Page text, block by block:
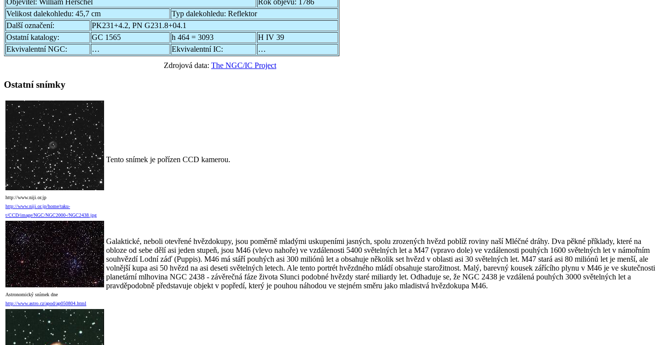
Velikost dalekohledu: 45,7 cm Typ dalekohledu: Reflektor
Další označení:
PK231+4.2, PN G231.8+04.1
Ostatní katalogy:
GC 1565 h 464 = 3093
H IV 39
Ekvivalentní NGC:
… Ekvivalentní IC:
…
Zdrojová data: The NGC/IC Project
Ostatní snímky
http://www.niji.or.jp
http://www.niji.or.jp/home/taku-
t/CCD/image/NGC/NGC2000-/NGC2438.jpg
Tento snímek je pořízen CCD kamerou.
Astronomický snímek dne
http://www.astro.cz/apod/ap050804.html
Galaktické, neboli otevřené hvězdokupy, jsou poměrně mladými uskupeními jasných, spolu zrozených hvězd poblíž roviny naší Mléčné dráhy. Dva pěkné příklady, které na
obloze od sebe dělí asi jeden stupeň, jsou M46 (vlevo nahoře) ve vzdálenosti 5400 světelných let a M47 (vpravo dole) ve vzdálenosti pouhých 1600 světelných let v námořním
souhvězdí Lodní záď (Puppis). M46 má stáří pouhých asi 300 miliónů let a obsahuje několik set hvězd v oblasti asi 30 světelných let. M47 stará asi 80 miliónů let je menší, ale
volnější kupa asi 50 hvězd na asi deseti světelných letech. Ale tento portrét hvězdného mládí obsahuje starožitnost. Malý, barevný kousek zářícího plynu v M46 je ve skutečnosti
planetární mlhovina NGC 2438 - závěrečná fáze života Slunci podobné hvězdy staré miliardy let. Odhaduje se, že NGC 2438 je vzdálená pouhých 3000 světelných let a
pravděpodobně představuje objekt v popředí, který je pouhou náhodou ve stejném směru jako mladistvá hvězdokupa M46.